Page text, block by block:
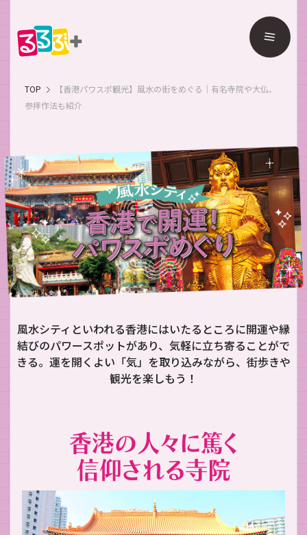
TOP
【香港パワスポ観光】風水の街をめぐる｜有名寺院や大仏、
参拝作法も紹介
風水シティといわれる香港にはいたるところに開運や縁
結びのパワースポットがあり、気軽に立ち寄ることがで
きる。運を開くよい「気」を取り込みながら、街歩きや
観光を楽しもう！